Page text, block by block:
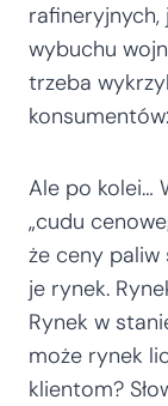
rafineryjnych,
wybuchu
trzeba
Ale po kolei…
„cudu
że ceny paliw
je rynek.
Rynek w
może rynek
klientom?